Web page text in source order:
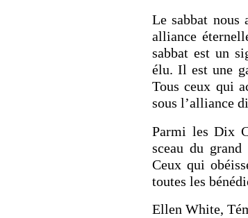
Le sabbat nous
alliance
sabbat est un
élu. Il est une
Tous ceux qui
sous l’alliance
Parmi les Dix
sceau du
Ceux qui
toutes les
Ellen White,